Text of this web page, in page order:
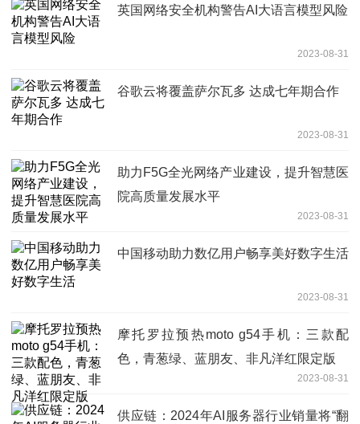
英国网络安全机构警告AI大语言模型风险
2023-08-31
谷歌云将覆盖萨尔瓦多 达成七年期合作
2023-08-31
助力F5G全光网络产业建设，提升智慧医
院高质量发展水平
2023-08-31
中国移动助力数亿用户畅享美好数字生活
2023-08-31
摩托罗拉预热moto g54手机：三款配
色，青葱绿、蓝朋友、非凡洋红限定版
2023-08-31
供应链：2024年AI服务器行业销量将“翻